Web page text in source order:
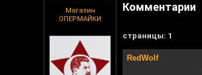
Магазин
ОПЕРМАЙКИ
Комментарии
cтраницы: 1
RedWolf